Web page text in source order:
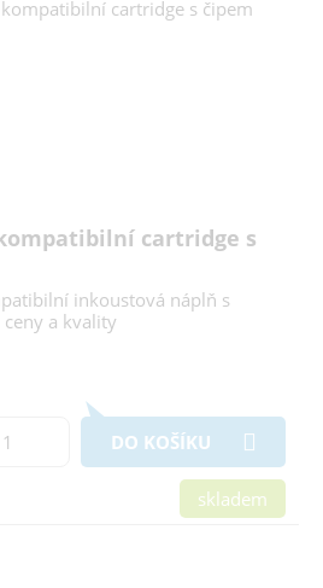
cartridge s
inkoustová náplň s
a kvality
DO KOŠÍKU
skladem